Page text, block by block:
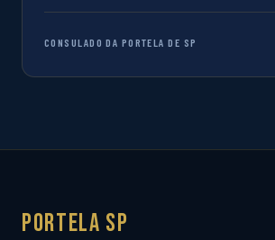
CONSULADO DA PORTELA DE SP
Portela SP